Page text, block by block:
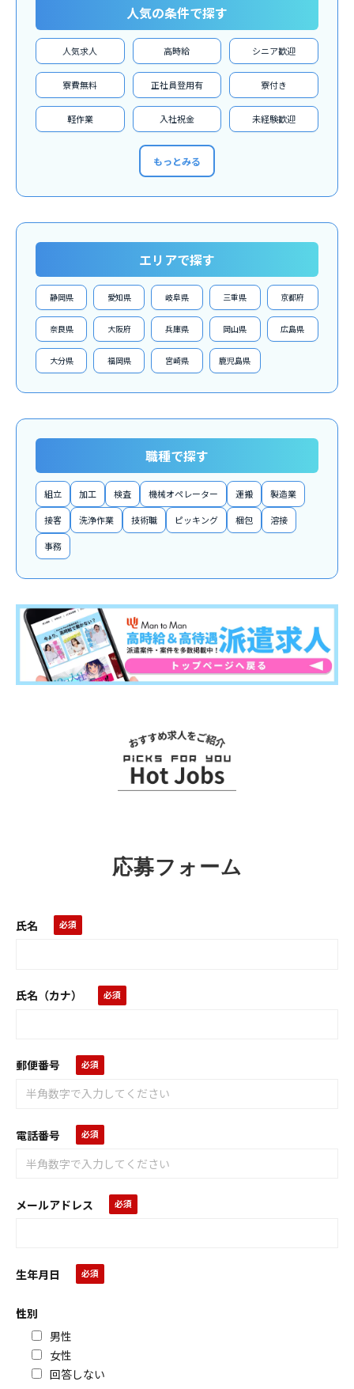
人気の条件で探す
人気求人 高時給 シニア歓迎
寮費無料 正社員登用有 寮付き
軽作業 入社祝金 未経験歓迎
もっとみる
エリアで探す
静岡県 愛知県 岐阜県 三重県 京都府
奈良県 大阪府 兵庫県 岡山県 広島県
大分県 福岡県 宮崎県 鹿児島県
職種で探す
組立 加工 検査 機械オペレーター 運搬 製造業
接客 洗浄作業 技術職 ピッキング 梱包 溶接
事務
応募フォーム
氏名
氏名（カナ）
郵便番号
電話番号
メールアドレス
生年月日
性別
男性
女性
回答しない